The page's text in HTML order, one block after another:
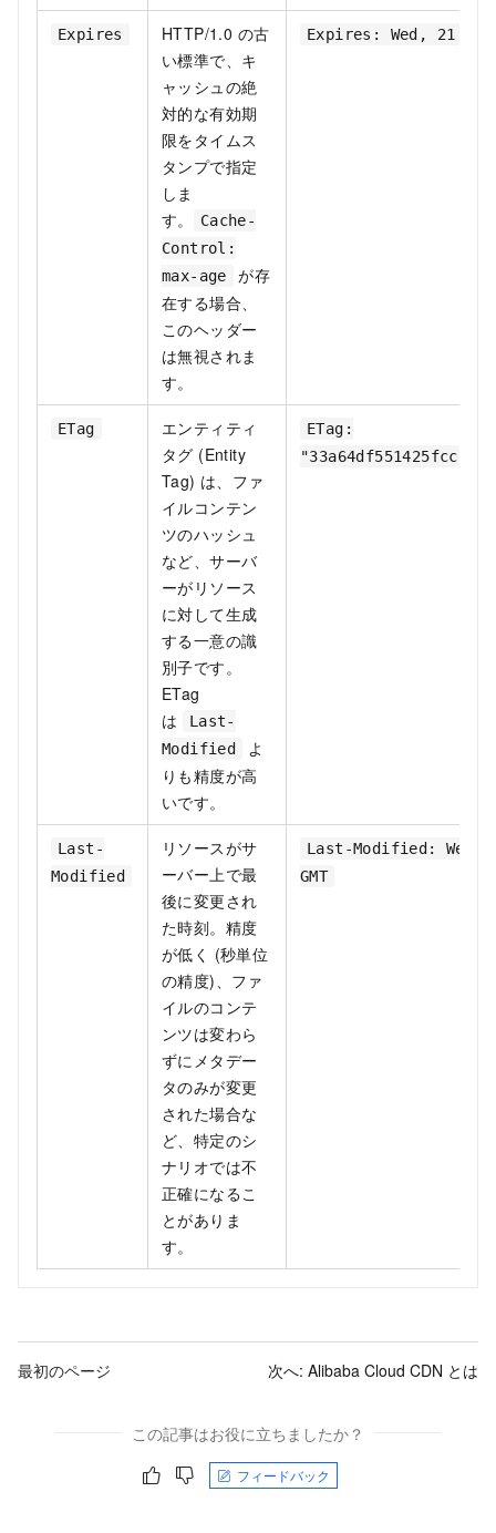
Expires
HTTP/1.0 の古
い標準で、キ
ャッシュの絶
対的な有効期
限をタイムス
タンプで指定
しま
す。
Cache-
Control:
max-age
が存
在する場合、
このヘッダー
は無視されま
す。
Expires: Wed, 21 Oct
ETag
エンティティ
タグ (Entity
Tag) は、ファ
イルコンテン
ツのハッシュ
など、サーバ
ーがリソース
に対して生成
する一意の識
別子です。
ETag
は
Last-
Modified
よ
りも精度が高
いです。
ETag:
Last-
Modified
リソースがサ
ーバー上で最
後に変更され
た時刻。精度
が低く (秒単位
の精度)、ファ
イルのコンテ
ンツは変わら
ずにメタデー
タのみが変更
された場合な
ど、特定のシ
ナリオでは不
正確になるこ
とがありま
す。
Last-Modified: Wed,
GMT
最初のページ 次へ: Alibaba Cloud CDN とは
この記事はお役に立ちましたか？
フィードバック